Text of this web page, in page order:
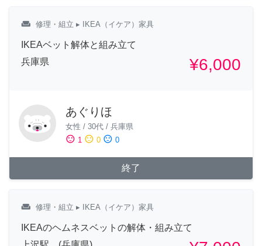
weekend 修理・組立 ▸ IKEA（イケア）家具
IKEAベット解体と組み立て
兵庫県
¥6,000
あぐりほ
女性 / 30代 / 兵庫県
sentiment_satisfied 1 sentiment_neutral 0 sentiment_dissatisfied 0
終了
weekend 修理・組立 ▸ IKEA（イケア）家具
IKEAのヘムネスベットの解体・組み立て